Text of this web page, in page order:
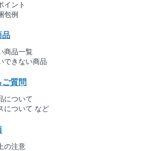
イント
包例
品
商品一覧
できない商品
ご質問
について
について など
の注意